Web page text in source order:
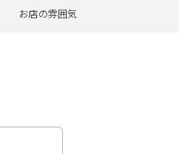
お店の雰囲気